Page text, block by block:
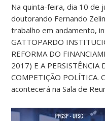
Na quinta-feira, dia 10 de
doutorando Fernando
trabalho em andamento,
GATTOPARDO
REFORMA DO
2017) E A PERSISTÊNCIA
COMPETIÇÃO POLÍTICA.
acontecerá na Sala de